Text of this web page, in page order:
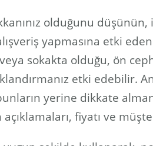
olduğunu
yapmasına etki
sokakta olduğu, ön
etki edebilir.
yerine dikkate
fiyatı ve